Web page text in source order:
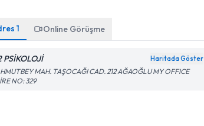
1 Online Görüşme
PSİKOLOJİ Haritada Göster
MAH. TAŞOCAĞI CAD. 212 AĞAOĞLU MY OFFICE
NO: 329